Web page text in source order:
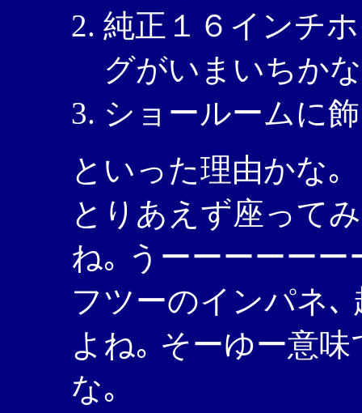
純正１６インチ
グがいまいちかな
ショールームに
といった理由かな｡
とりあえず座って
ね｡ うーーーーー
フツーのインパネ､
よね｡ そーゆー意
な｡